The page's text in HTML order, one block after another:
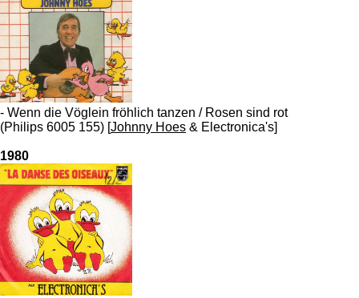
- Wenn die Vöglein fröhlich tanzen / Rosen sind rot
(Philips 6005 155) [ Johnny Hoes & Electronica's]
1980